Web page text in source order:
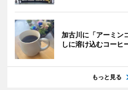
加古川に「アーミ
しに溶け込むコーヒ
もっと見る